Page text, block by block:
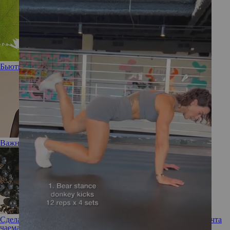
Бьюти-помощник: новая эссенция Vinoperfect от Caudalie
Важный вопрос: Нужен ли вашей коже тоник?
Сделано с любовью: новый бьюти-бренд Love Tea Art — мечта
чаемана